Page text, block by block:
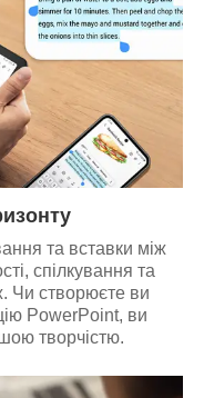
та вставки між
спілкування та
Чи створюєте ви
PowerPoint, ви
творчістю.